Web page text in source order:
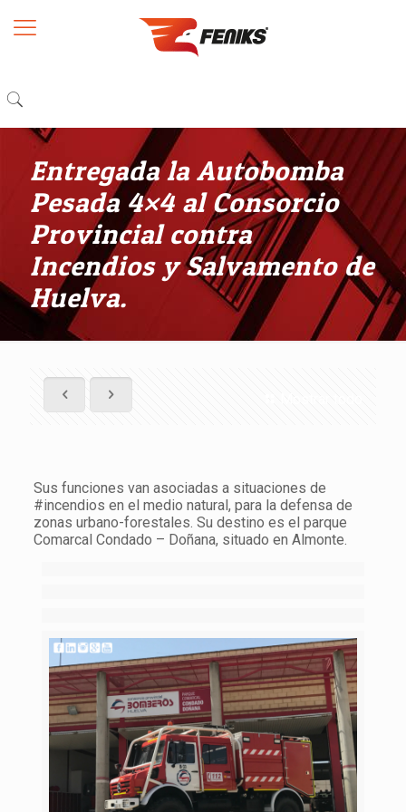
Entregada la Autobomba
Pesada 4×4 al Consorcio
Provincial contra
Incendios y Salvamento de
Huelva.
Sus funciones van asociadas a situaciones de
#incendios en el medio natural, para la defensa de
zonas urbano-forestales. Su destino es el parque
Comarcal Condado – Doñana, situado en Almonte.